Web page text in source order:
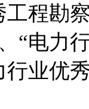
工程勘
“电力
行业优